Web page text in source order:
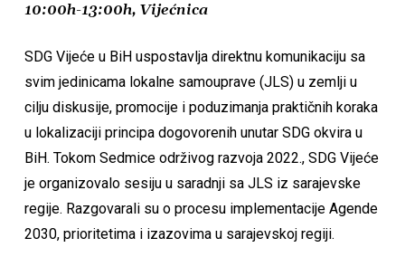
10:00h-13:00h, Vijećnica
SDG Vijeće u BiH uspostavlja direktnu komunikaciju sa
svim jedinicama lokalne samouprave (JLS) u zemlji u
cilju diskusije, promocije i poduzimanja praktičnih koraka
u lokalizaciji principa dogovorenih unutar SDG okvira u
BiH. Tokom Sedmice održivog razvoja 2022., SDG Vijeće
je organizovalo sesiju u saradnji sa JLS iz sarajevske
regije. Razgovarali su o procesu implementacije Agende
2030, prioritetima i izazovima u sarajevskoj regiji.